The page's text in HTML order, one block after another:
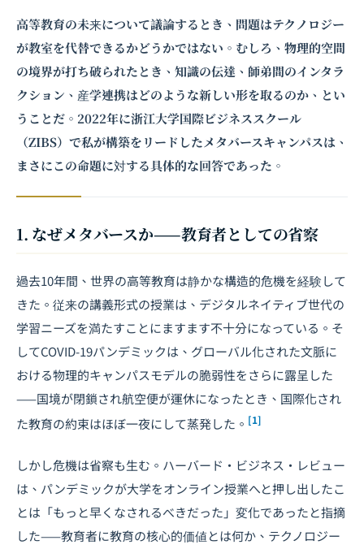
高等教育の未来について議論するとき、問題はテクノロジー
が教室を代替できるかどうかではない。むしろ、物理的空間
の境界が打ち破られたとき、知識の伝達、師弟間のインタラ
クション、産学連携はどのような新しい形を取るのか、とい
うことだ。2022年に浙江大学国際ビジネススクール
（ZIBS）で私が構築をリードしたメタバースキャンパスは、
まさにこの命題に対する具体的な回答であった。
1. なぜメタバースか——教育者としての省察
過去10年間、世界の高等教育は静かな構造的危機を経験して
きた。従来の講義形式の授業は、デジタルネイティブ世代の
学習ニーズを満たすことにますます不十分になっている。そ
してCOVID-19パンデミックは、グローバル化された文脈に
おける物理的キャンパスモデルの脆弱性をさらに露呈した
——国境が閉鎖され航空便が運休になったとき、国際化され
た教育の約束はほぼ一夜にして蒸発した。 [1]
しかし危機は省察も生む。ハーバード・ビジネス・レビュー
は、パンデミックが大学をオンライン授業へと押し出したこ
とは「もっと早くなされるべきだった」変化であったと指摘
した——教育者に教育の核心的価値とは何か、テクノロジー